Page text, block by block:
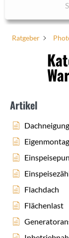
Ratgeber
Artikel
Dachneigung
Flachdach
Flächenlast